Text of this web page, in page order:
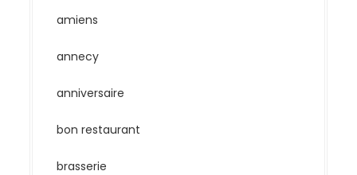
amiens
annecy
anniversaire
bon restaurant
brasserie